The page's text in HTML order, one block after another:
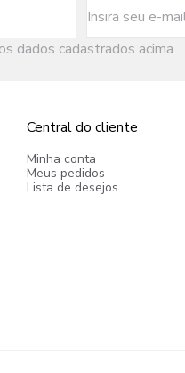
dados cadastrados acima
Central do cliente
Minha conta
Meus pedidos
Lista de desejos